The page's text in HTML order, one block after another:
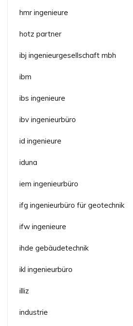
hmr ingenieure
hotz partner
ibj ingenieurgesellschaft mbh
ibm
ibs ingenieure
ibv ingenieurbüro
id ingenieure
iduna
iem ingenieurbüro
ifg ingenieurbüro für geotechnik
ifw ingenieure
ihde gebäudetechnik
ikl ingenieurbüro
illiz
industrie